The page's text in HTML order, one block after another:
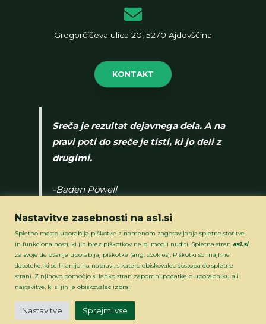
Gregorčičeva ulica 20, 5270 Ajdovščina
KONTAKT
Sreča je rezultat dejavnega dela. A na
pravi poti do sreče je tisti, ki jo deli z
drugimi.
-Baden Powell
Steg Ajdovščina - Šturje 1
Izdelava spletne strani: Matjaž Simonič
Nastavitve zasebnosti na as1.si
Spletno mesto uporablja piškotke z namenom zagotavljanja spletne storitve
in funkcionalnosti, ki jih brez piškotkov ne bi mogli nuditi. Spletna stran as1.si
za svoje delovanje uporabljaj piškotke (ang. cookies). Piškotki so majhne
datoteke, ki se hranijo na napravi, s katero obiskovalec dostopa do spletne
strani. Z njihovo pomočjo si lahko stran zapomni podatke o uporabniku ali
nastavitve, ki si jih je obiskovalec izbral.
Nastavitve Sprejmi vse